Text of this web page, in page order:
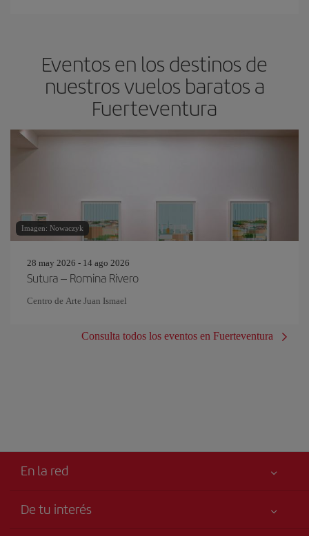
Eventos en los destinos de
nuestros vuelos baratos a
Fuerteventura
Imagen: Nowaczyk
28 may 2026 - 14 ago 2026
Sutura – Romina Rivero
Centro de Arte Juan Ismael
Consulta todos los eventos en Fuerteventura
En la red
De tu interés